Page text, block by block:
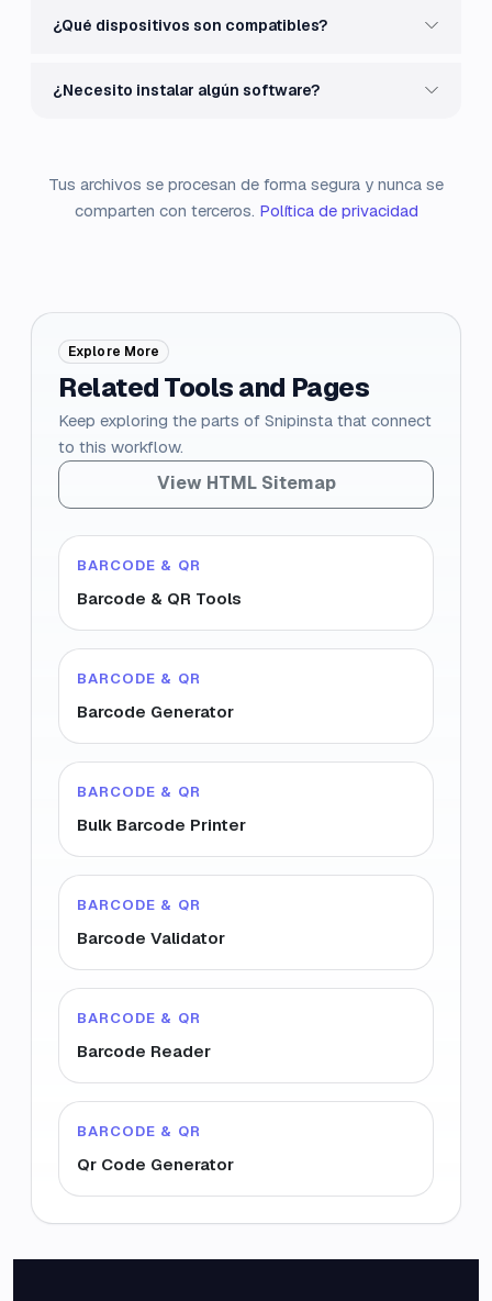
¿Qué dispositivos son compatibles?
¿Necesito instalar algún software?
Tus archivos se procesan de forma segura y nunca se
comparten con terceros. Política de privacidad
Explore More
Related Tools and Pages
Keep exploring the parts of Snipinsta that connect
to this workflow.
View HTML Sitemap
BARCODE & QR
Barcode & QR Tools
BARCODE & QR
Barcode Generator
BARCODE & QR
Bulk Barcode Printer
BARCODE & QR
Barcode Validator
BARCODE & QR
Barcode Reader
BARCODE & QR
Qr Code Generator